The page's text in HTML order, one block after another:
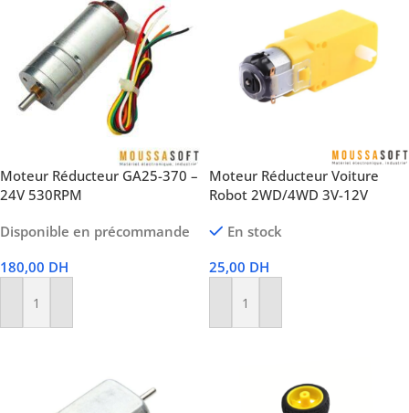
Moteur Réducteur GA25-370 –
24V 530RPM
Disponible en précommande
180,00 DH
Ajouter Au Panier
Moteur Réducteur Voiture
Robot 2WD/4WD 3V-12V
En stock
25,00 DH
Ajouter Au Panier